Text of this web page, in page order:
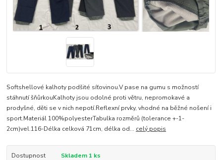
Softshellové kalhoty podšité síťovinou.V pase na gumu s možností
stáhnutí šňůrkouKalhoty jsou odolné proti větru, nepromokavé a
prodyšné, děti se v nich nepotí.Reflexní prvky, vhodné na běžné nošení i
sport.Materiál 100%polyesterTabulka rozměrů (tolerance +-1-
2cm)vel.116-Délka celková 71cm, délka od... celý popis
Dostupnost
Skladem 1 ks